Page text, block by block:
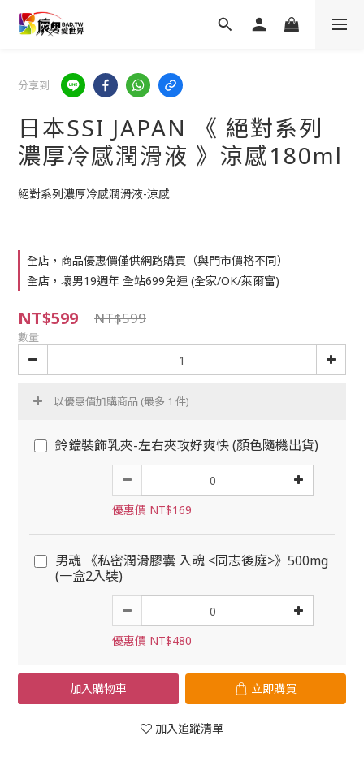
分享到
日本SSI JAPAN 《 絕對系列
濃厚冷感潤滑液 》涼感180ml
絕對系列濃厚冷感潤滑液-涼感
全店，商品優惠價僅供網路購買（與門市價格不同）
全店，壞男19週年 全站699免運 (全家/OK/萊爾富)
NT$599 NT$599
數量
以優惠價加購商品 (最多 1 件)
鈴鐺裝飾乳夾-左右夾攻好爽快 (顏色隨機出貨)
優惠價 NT$169
男魂 《私密潤滑膠囊 入魂 <同志後庭>》500mg
(一盒2入裝)
優惠價 NT$480
加入購物車 立即購買
加入追蹤清單